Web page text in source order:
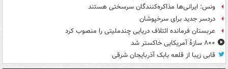
ونس: ایرانی‌ها مذاکره‌کنندگان سرسختی هستند
دردسر جدید برای سرخپوشان
عربستان فرمانده ائتلاف دریایی چندملیتی را منصوب کرد
۸۰۰ سازۀ آمریکایی خاکستر شد
قابی زیبا از قلعه بابک آذربایجان شرقی